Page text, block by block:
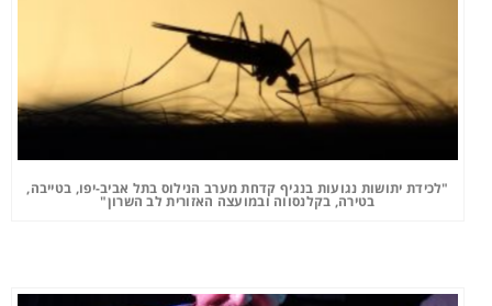
"לכידת יתושות נגועות בנגיף קדחת מערב הנילוס בתל אביב-יפו, בטייבה,
בטירה, בקלנסווה ובמועצה האזורית לב השרון"